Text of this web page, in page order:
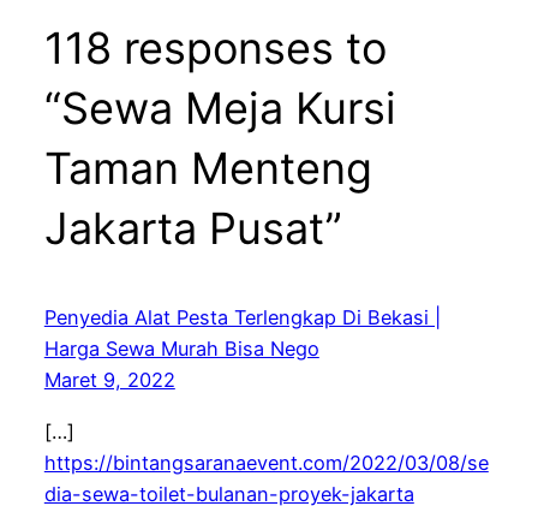
118 responses to
“Sewa Meja Kursi
Taman Menteng
Jakarta Pusat”
Penyedia Alat Pesta Terlengkap Di Bekasi |
Harga Sewa Murah Bisa Nego
Maret 9, 2022
[…]
https://bintangsaranaevent.com/2022/03/08/se
dia-sewa-toilet-bulanan-proyek-jakarta